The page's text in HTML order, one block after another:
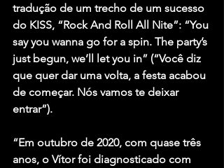
tradução de um trecho de um sucesso
do KISS, “Rock And Roll All Nite”: “You
say you wanna go for a spin. The party’s
just begun, we’ll let you in” (“Você diz
que quer dar uma volta, a festa acabou
de começar. Nós vamos te deixar
entrar”).
“Em outubro de 2020, com quase três
anos, o Vítor foi diagnosticado com